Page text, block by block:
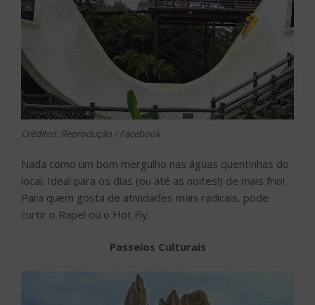
Créditos: Reprodução / Facebook
Nada como um bom mergulho nas águas quentinhas do
local. Ideal para os dias (ou até as noites!) de mais frio!
Para quem gosta de atividades mais radicais, pode
curtir o Rapel ou o Hot Fly.
Passeios Culturais